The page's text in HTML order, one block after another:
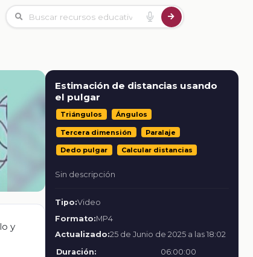
y
Estimación de distancias usando
el pulgar
Triángulos Ángulos
Tercera dimensión Paralaje
Dedo pulgar Calcular distancias
Sin descripción
Tipo:Video
Formato:MP4
Actualizado:25 de Junio de 2025 a las 18:02
Duración:
06:00:00